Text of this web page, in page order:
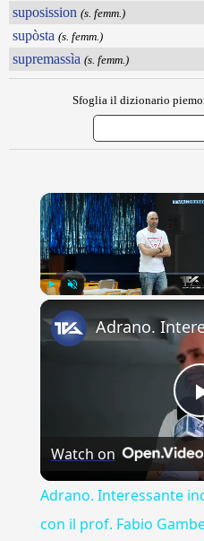
suposission (s. femm.)
supòsta (s. femm.)
supremassìa (s. femm.)
Sfoglia il dizionario
Watch on
Adrano. Interessante
con il prof. Fabio